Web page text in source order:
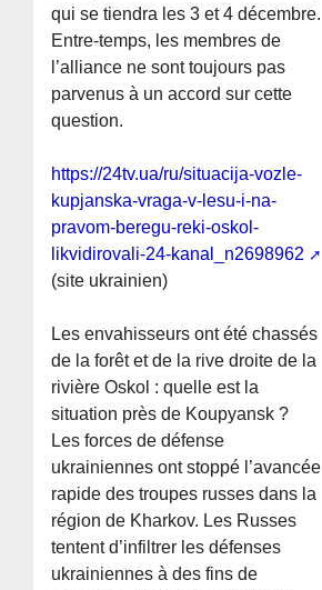
qui se tiendra les 3 et 4 décembre.
Entre-temps, les membres de
l’alliance ne sont toujours pas
parvenus à un accord sur cette
question.
https://24tv.ua/ru/situacija-vozle-
kupjanska-vraga-v-lesu-i-na-
pravom-beregu-reki-oskol-
likvidirovali-24-kanal_n2698962
(site ukrainien)
Les envahisseurs ont été chassés
de la forêt et de la rive droite de la
rivière Oskol : quelle est la
situation près de Koupyansk ?
Les forces de défense
ukrainiennes ont stoppé l’avancée
rapide des troupes russes dans la
région de Kharkov. Les Russes
tentent d’infiltrer les défenses
ukrainiennes à des fins de